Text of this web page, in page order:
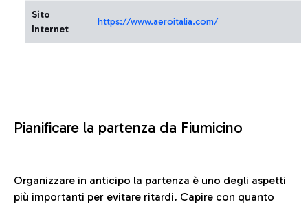
Sito
Internet
https://www.aeroitalia.com/
Pianificare la partenza da Fiumicino
Organizzare in anticipo la partenza è uno degli aspetti
più importanti per evitare ritardi. Capire con quanto